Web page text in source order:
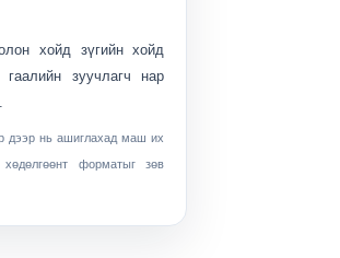
хойд зүгийн хойд
зуучлагч нар
дээр нь ашиглахад маш их
форматыг зөв